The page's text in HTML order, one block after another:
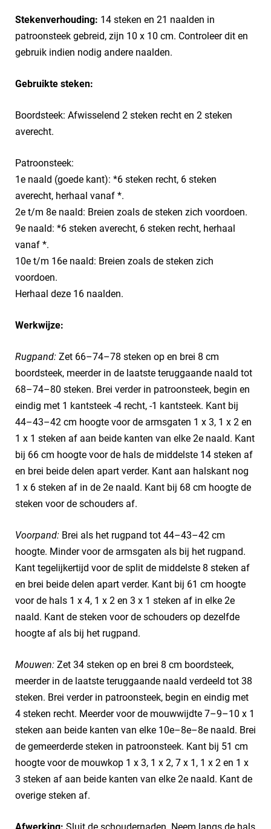
Stekenverhouding: 14 steken en 21 naalden in
patroonsteek gebreid, zijn 10 x 10 cm. Controleer dit en
gebruik indien nodig andere naalden.
Gebruikte steken:
Boordsteek: Afwisselend 2 steken recht en 2 steken
averecht.
Patroonsteek:
1e naald (goede kant): *6 steken recht, 6 steken
averecht, herhaal vanaf *.
2e t/m 8e naald: Breien zoals de steken zich voordoen.
9e naald: *6 steken averecht, 6 steken recht, herhaal
vanaf *.
10e t/m 16e naald: Breien zoals de steken zich
voordoen.
Herhaal deze 16 naalden.
Werkwijze:
Rugpand: Zet 66–74–78 steken op en brei 8 cm
boordsteek, meerder in de laatste teruggaande naald tot
68–74–80 steken. Brei verder in patroonsteek, begin en
eindig met 1 kantsteek -4 recht, -1 kantsteek. Kant bij
44–43–42 cm hoogte voor de armsgaten 1 x 3, 1 x 2 en
1 x 1 steken af aan beide kanten van elke 2e naald. Kant
bij 66 cm hoogte voor de hals de middelste 14 steken af
en brei beide delen apart verder. Kant aan halskant nog
1 x 6 steken af in de 2e naald. Kant bij 68 cm hoogte de
steken voor de schouders af.
Voorpand: Brei als het rugpand tot 44–43–42 cm
hoogte. Minder voor de armsgaten als bij het rugpand.
Kant tegelijkertijd voor de split de middelste 8 steken af
en brei beide delen apart verder. Kant bij 61 cm hoogte
voor de hals 1 x 4, 1 x 2 en 3 x 1 steken af in elke 2e
naald. Kant de steken voor de schouders op dezelfde
hoogte af als bij het rugpand.
Mouwen: Zet 34 steken op en brei 8 cm boordsteek,
meerder in de laatste teruggaande naald verdeeld tot 38
steken. Brei verder in patroonsteek, begin en eindig met
4 steken recht. Meerder voor de mouwwijdte 7–9–10 x 1
steken aan beide kanten van elke 10e–8e–8e naald. Brei
de gemeerderde steken in patroonsteek. Kant bij 51 cm
hoogte voor de mouwkop 1 x 3, 1 x 2, 7 x 1, 1 x 2 en 1 x
3 steken af aan beide kanten van elke 2e naald. Kant de
overige steken af.